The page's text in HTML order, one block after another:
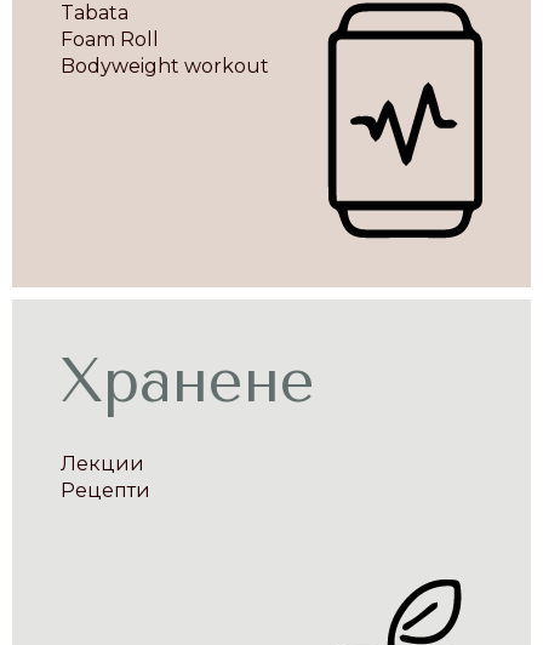
Tabata
Foam Roll
Bodyweight workout
Хранене
Лекции
Рецепти